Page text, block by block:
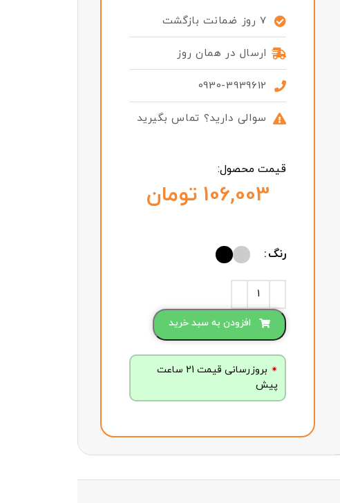
7 روز ضمانت بازگشت
ارسال در همان روز
0930-3939612
سوالی دارید؟ تماس بگیرید
قیمت محصول:
تومان
رنگ
افزودن به سبد خرید
بروزرسانی قیمت 21 ساعت
پیش